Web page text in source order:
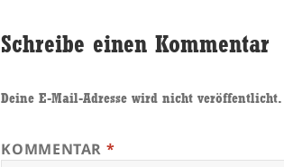
Schreibe einen Kommentar
Deine E-Mail-Adresse wird nicht veröffentlicht.
KOMMENTAR *